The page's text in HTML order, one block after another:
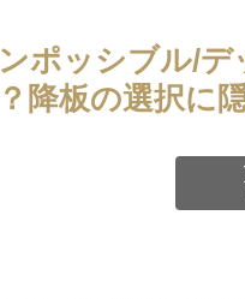
ポッシブル/
降板の選択に